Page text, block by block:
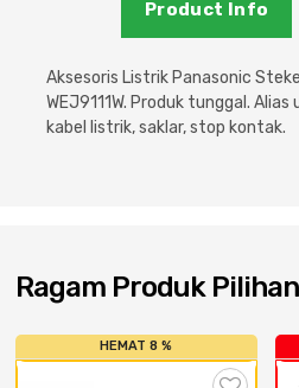
Atap & Lantai
Product Info
Aksesoris Listrik Panasonic
WEJ9111W. Produk tunggal.
kabel listrik, saklar, stop kontak.
Ragam Produk Pilihan
HEMAT 8 %